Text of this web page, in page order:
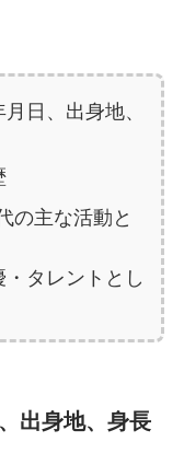
日、出身地、
の主な活動と
タレントとし
出身地、身長